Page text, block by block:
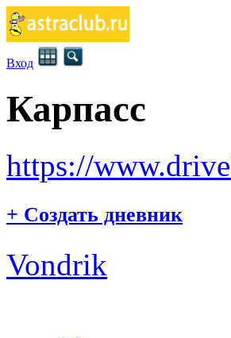
Вход
Карпасс
https://
+ Создать дневник
Vondrik